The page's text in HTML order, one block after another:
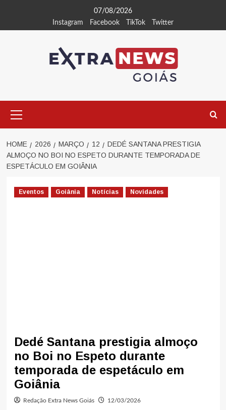
07/08/2026
Instagram
Facebook TikTok Twitter
Menu
HOME 2026 MARÇO 12
DEDÉ SANTANA PRESTIGIA
ALMOÇO NO BOI NO ESPETO DURANTE TEMPORADA DE
ESPETÁCULO EM GOIÂNIA
Eventos Goiânia Notícias Novidades
Dedé Santana prestigia almoço
no Boi no Espeto durante
temporada de espetáculo em
Goiânia
Redação Extra News Goiás 12/03/2026